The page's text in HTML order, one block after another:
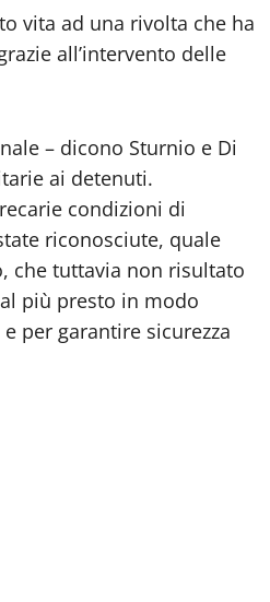
vita ad una rivolta che ha
all’intervento delle
– dicono Sturnio e Di
ai detenuti.
condizioni di
riconosciute, quale
che tuttavia non risultato
al più presto in modo
per garantire sicurezza